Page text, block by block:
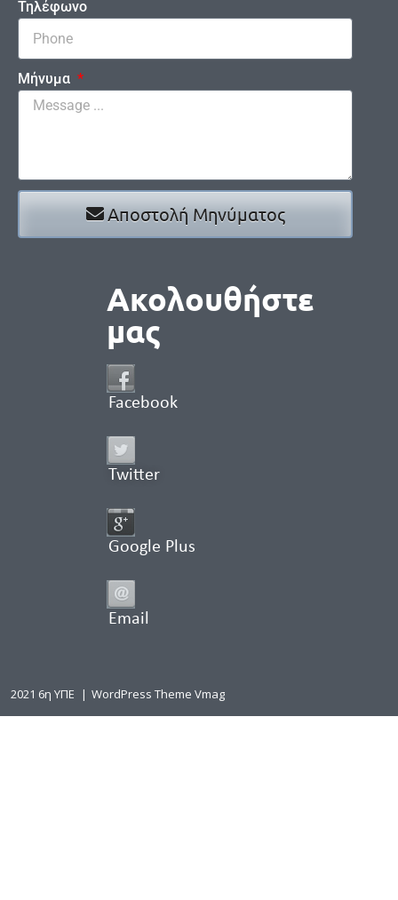
Τηλέφωνο
Μήνυμα
Αποστολή Μηνύματος
Ακολουθήστε
μας
Facebook
Twitter
Google Plus
Email
2021 6η ΥΠΕ | WordPress Theme Vmag